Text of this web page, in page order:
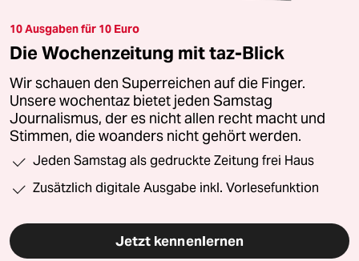
10 Ausgaben für 10 Euro
Die Wochenzeitung mit taz-Blick
Wir schauen den Superreichen auf die Finger.
Unsere wochentaz bietet jeden Samstag
Journalismus, der es nicht allen recht macht und
Stimmen, die woanders nicht gehört werden.
Jeden Samstag als gedruckte Zeitung frei Haus
Zusätzlich digitale Ausgabe inkl. Vorlesefunktion
Jetzt kennenlernen